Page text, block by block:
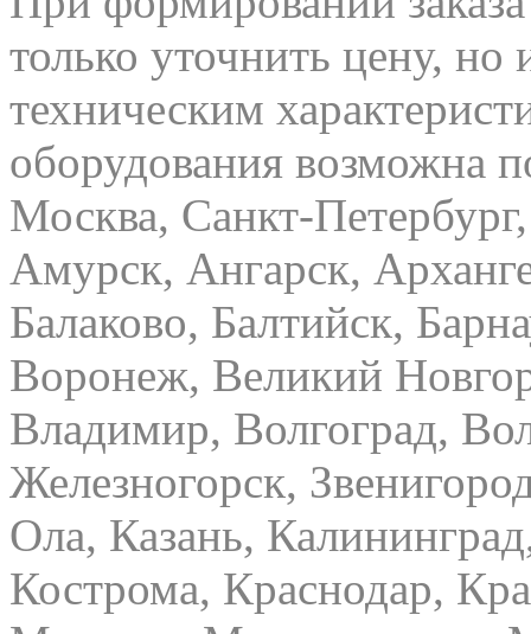
только уточнить цену, но
техническим
оборудования возможна
Москва, Санкт-
Амурск, Ангарск,
Балаково, Балтийск,
Воронеж, Великий
Владимир, Волгоград,
Железногорск,
Ола, Казань,
Кострома, Краснодар,